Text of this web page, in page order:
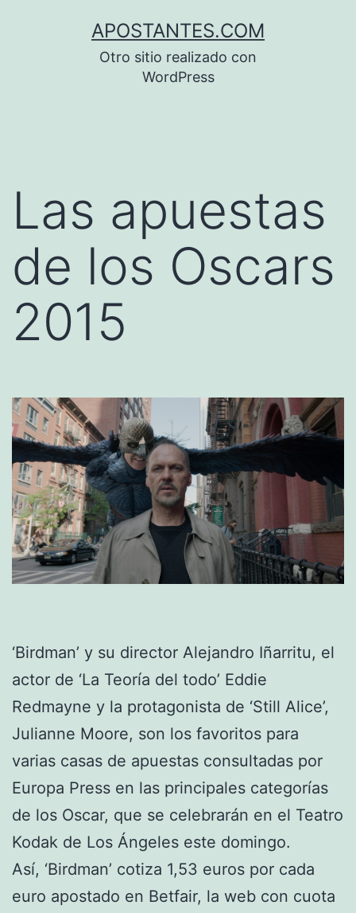
APOSTANTES.COM
Otro sitio realizado con
WordPress
Las apuestas
de los Oscars
2015
‘Birdman’ y su director Alejandro Iñarritu, el
actor de ‘La Teoría del todo’ Eddie
Redmayne y la protagonista de ‘Still Alice’,
Julianne Moore, son los favoritos para
varias casas de apuestas consultadas por
Europa Press en las principales categorías
de los Oscar, que se celebrarán en el Teatro
Kodak de Los Ángeles este domingo.
Así, ‘Birdman’ cotiza 1,53 euros por cada
euro apostado en Betfair, la web con cuota